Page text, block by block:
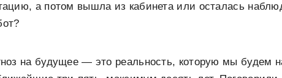
а потом вышла из кабинета или осталась
на будущее — это реальность, которую мы будем